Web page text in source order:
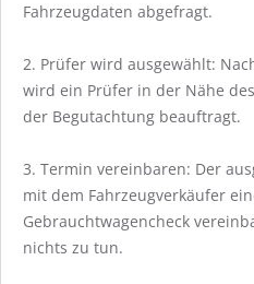
Fahrzeugdaten abgefragt.
2. Prüfer wird ausgewählt:
wird ein Prüfer in der Nähe
der Begutachtung beauftragt.
3. Termin vereinbaren: Der
mit dem Fahrzeugverkäufer
Gebrauchtwagencheck
nichts zu tun.